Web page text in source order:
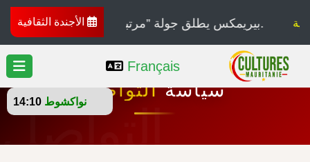
14:10 نواكشوط
Françaisسياسة
التواصل
سياسة وسائل التواصل الاجتماعي
سياسةالتواصل